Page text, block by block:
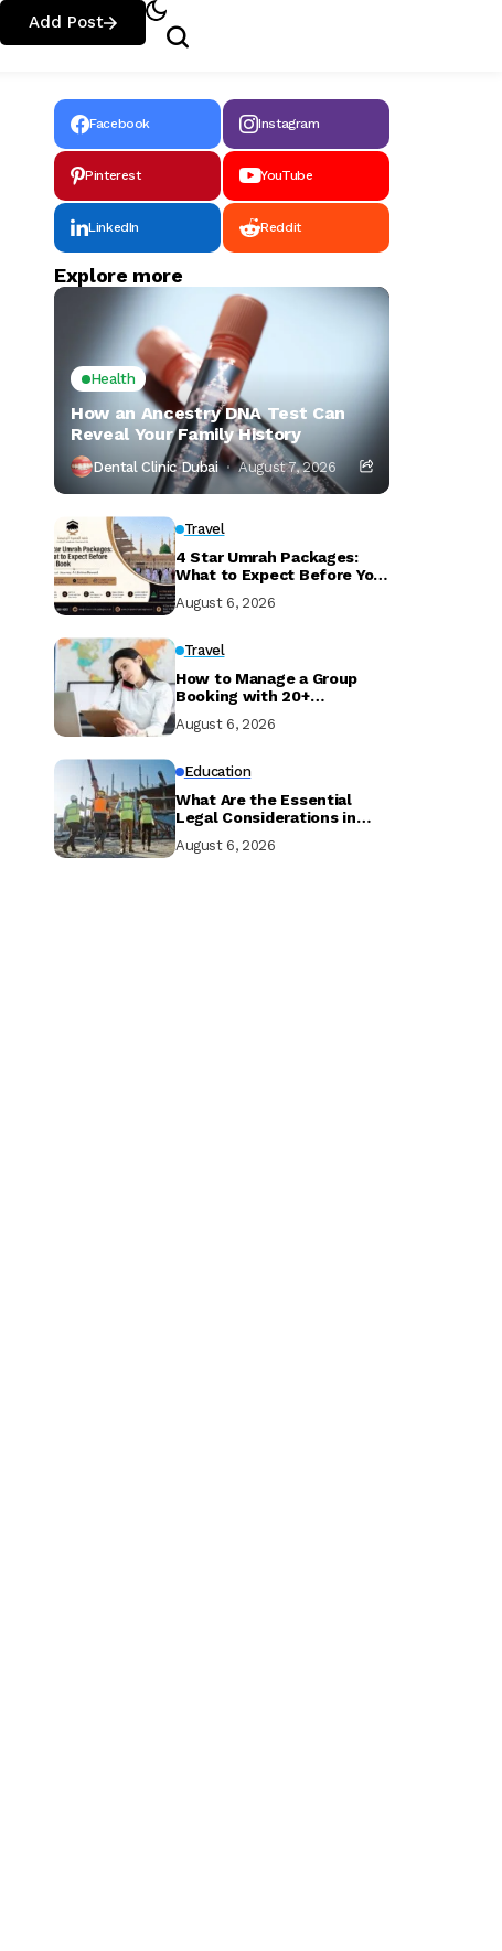
Add Post
Facebook Instagram
Pinterest YouTube
LinkedIn Reddit
Explore more
Health
How an Ancestry DNA Test Can
Reveal Your Family History
Dental Clinic Dubai August 7, 2026
Travel
4 Star Umrah Packages:
What to Expect Before You
August 6, 2026
Travel
How to Manage a Group
Booking with 20+
Room Types
August 6, 2026
Education
What Are the Essential
Legal Considerations in
August 6, 2026